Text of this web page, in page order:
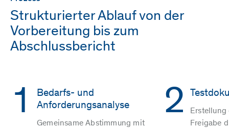
Strukturierter Ablauf von der
Vorbereitung bis zum
Abschlussbericht
1
Bedarfs- und
Anforderungsanalyse
Gemeinsame Abstimmung mit
2
Erstellung
Freigabe